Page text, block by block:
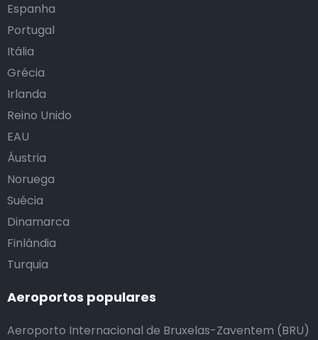
Espanha
Portugal
Itália
Grécia
Irlanda
Reino Unido
EAU
Áustria
Noruega
Suécia
Dinamarca
Finlândia
Turquia
Aeroportos populares
Aeroporto Internacional de Bruxelas-Zaventem (BRU)